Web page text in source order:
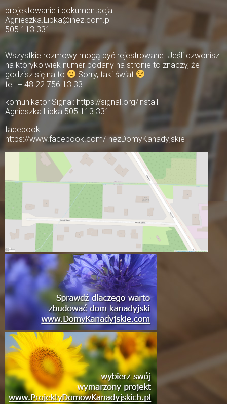
projektowanie i dokumentacja
Agnieszka.Lipka@inez.com.pl
505 113 331
Wszystkie rozmowy mogą być rejestrowane. Jeśli dzwonisz
na którykolwiek numer podany na stronie to znaczy, że
godzisz się na to
Sorry, taki świat
tel. + 48 22 756 13 33
komunikator Signal: https://signal.org/install
Agnieszka Lipka 505 113 331
facebook:
https://www.facebook.com/InezDomyKanadyjskie